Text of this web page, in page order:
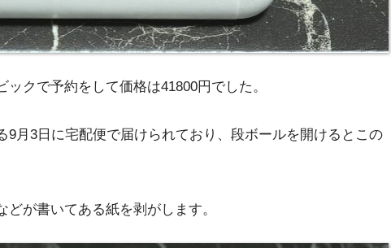
クで予約をして価格は41800円でした。
9月3日に宅配便で届けられており、段ボールを開けるとこの
が書いてある紙を剥がします。